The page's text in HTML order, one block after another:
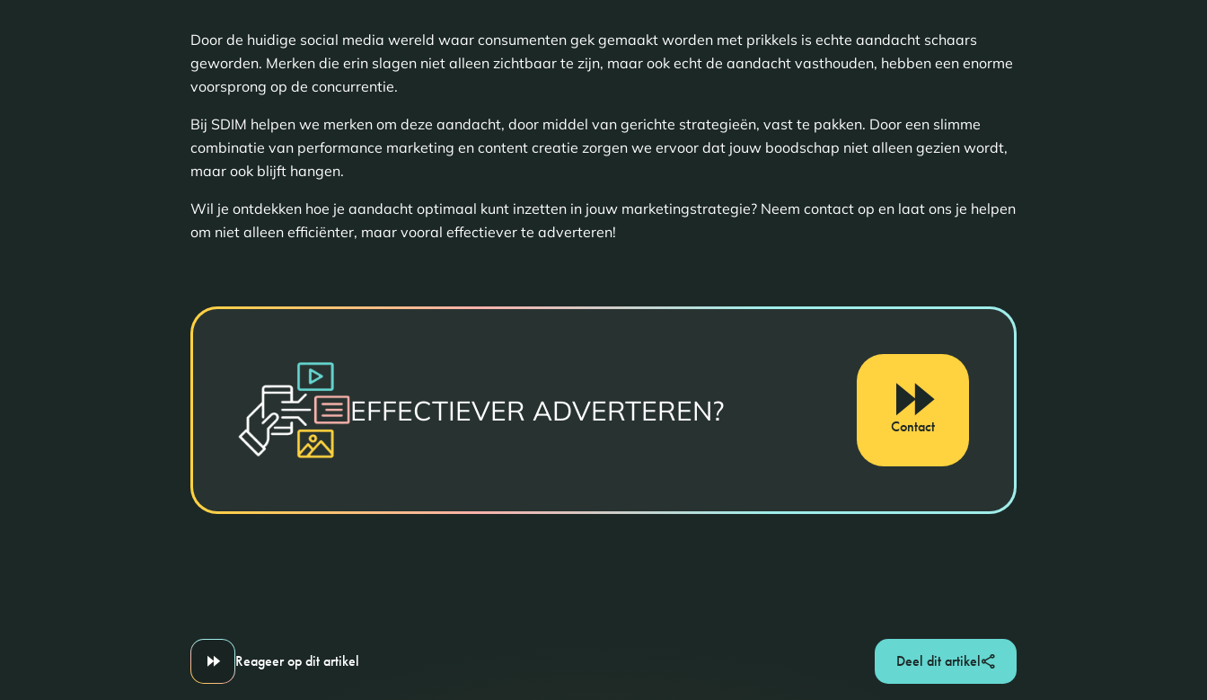
Door de huidige social media wereld waar consumenten gek gemaakt worden met prikkels is echte aandacht schaars
geworden. Merken die erin slagen niet alleen zichtbaar te zijn, maar ook echt de aandacht vasthouden, hebben een enorme
voorsprong op de concurrentie.
Bij SDIM helpen we merken om deze aandacht, door middel van gerichte strategieën, vast te pakken. Door een slimme
combinatie van performance marketing en content creatie zorgen we ervoor dat jouw boodschap niet alleen gezien wordt,
maar ook blijft hangen.
Wil je ontdekken hoe je aandacht optimaal kunt inzetten in jouw marketingstrategie? Neem contact op en laat ons je helpen
om niet alleen efficiënter, maar vooral effectiever te adverteren!
EFFECTIEVER ADVERTEREN? Contact
Reageer op dit artikel Deel dit artikel